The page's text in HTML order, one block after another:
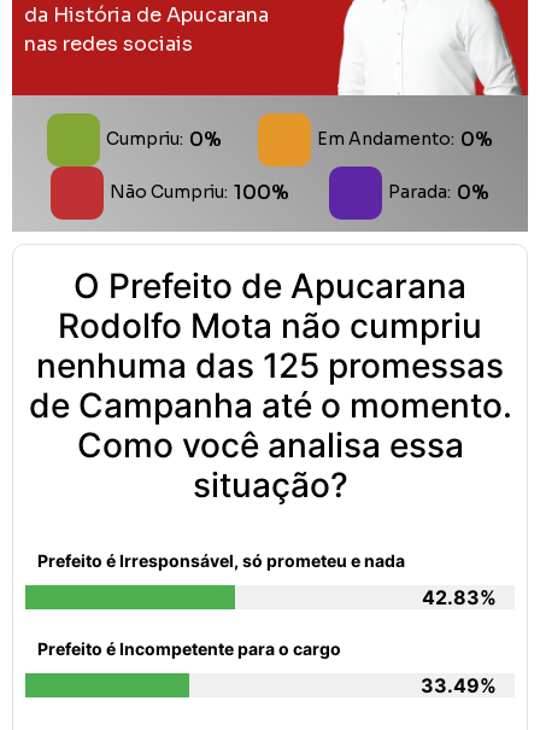
da História de Apucarana
nas redes sociais
Cumpriu: 0% Em Andamento: 0%
Não Cumpriu: 100% Parada: 0%
O Prefeito de Apucarana
Rodolfo Mota não cumpriu
nenhuma das 125 promessas
de Campanha até o momento.
Como você analisa essa
situação?
Prefeito é Irresponsável, só prometeu e nada
42.83%
Prefeito é Incompetente para o cargo
33.49%